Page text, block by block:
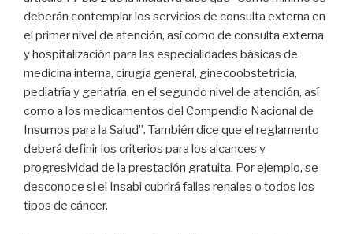
deberán contemplar los servicios de consulta externa en
el primer nivel de atención, así como de consulta externa
y hospitalización para las especialidades básicas de
medicina interna, cirugía general, ginecoobstetricia,
pediatría y geriatría, en el segundo nivel de atención, así
como a los medicamentos del Compendio Nacional de
Insumos para la Salud”. También dice que el reglamento
deberá definir los criterios para los alcances y
progresividad de la prestación gratuita. Por ejemplo, se
desconoce si el Insabi cubrirá fallas renales o todos los
tipos de cáncer.